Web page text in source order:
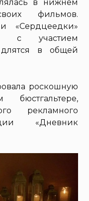
в нижнем
фильмов.
«Сердцеедки»
с участием
в общей
роскошную
рекламного
«Дневник